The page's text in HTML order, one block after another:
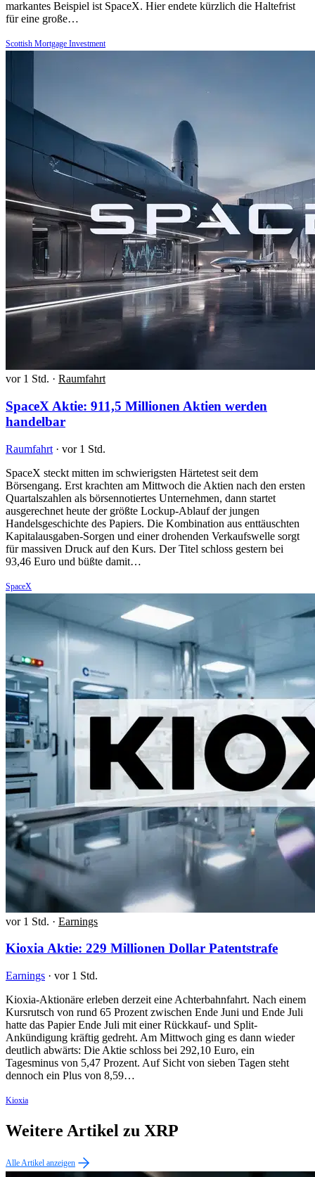
markantes Beispiel ist SpaceX. Hier endete kürzlich die Haltefrist
für eine große…
Scottish Mortgage Investment
vor 1 Std. · Raumfahrt
SpaceX Aktie: 911,5 Millionen Aktien werden
handelbar
Raumfahrt · vor 1 Std.
SpaceX steckt mitten im schwierigsten Härtetest seit dem
Börsengang. Erst krachten am Mittwoch die Aktien nach den ersten
Quartalszahlen als börsennotiertes Unternehmen, dann startet
ausgerechnet heute der größte Lockup-Ablauf der jungen
Handelsgeschichte des Papiers. Die Kombination aus enttäuschten
Kapitalausgaben-Sorgen und einer drohenden Verkaufswelle sorgt
für massiven Druck auf den Kurs. Der Titel schloss gestern bei
93,46 Euro und büßte damit…
SpaceX
vor 1 Std. · Earnings
Kioxia Aktie: 229 Millionen Dollar Patentstrafe
Earnings · vor 1 Std.
Kioxia-Aktionäre erleben derzeit eine Achterbahnfahrt. Nach einem
Kursrutsch von rund 65 Prozent zwischen Ende Juni und Ende Juli
hatte das Papier Ende Juli mit einer Rückkauf- und Split-
Ankündigung kräftig gedreht. Am Mittwoch ging es dann wieder
deutlich abwärts: Die Aktie schloss bei 292,10 Euro, ein
Tagesminus von 5,47 Prozent. Auf Sicht von sieben Tagen steht
dennoch ein Plus von 8,59…
Kioxia
Weitere Artikel zu XRP
Alle Artikel anzeigen